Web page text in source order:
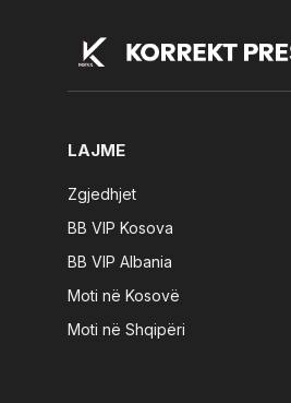
LAJME
Zgjedhjet
BB VIP Kosova
BB VIP Albania
Moti në Kosovë
Moti në Shqipëri